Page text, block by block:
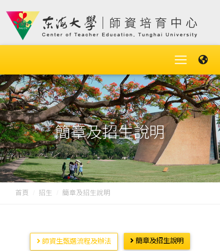
簡章及招生說明
首頁 招生 簡章及招生說明
師資生甄選流程及辦法 簡章及招生說明